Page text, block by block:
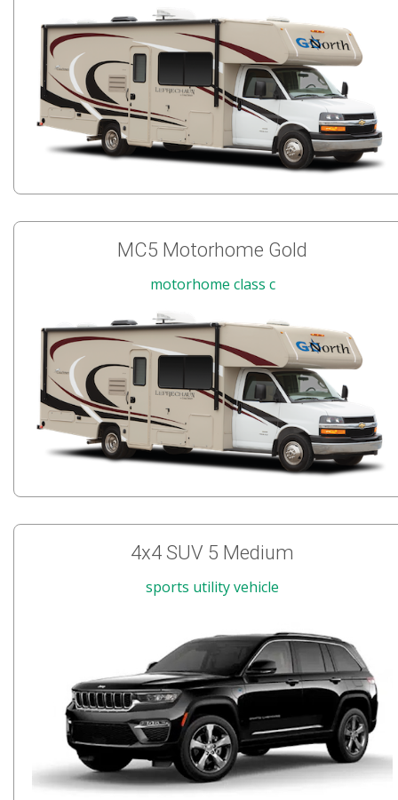
MC5 Motorhome Gold
motorhome class c
4x4 SUV 5 Medium
sports utility vehicle